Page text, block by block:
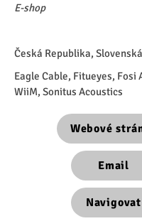
E-shop
Česká Republika,
Eagle Cable, Fitueyes, Fosi
WiiM, Sonitus Acoustics
Webové
Email
Navigovat